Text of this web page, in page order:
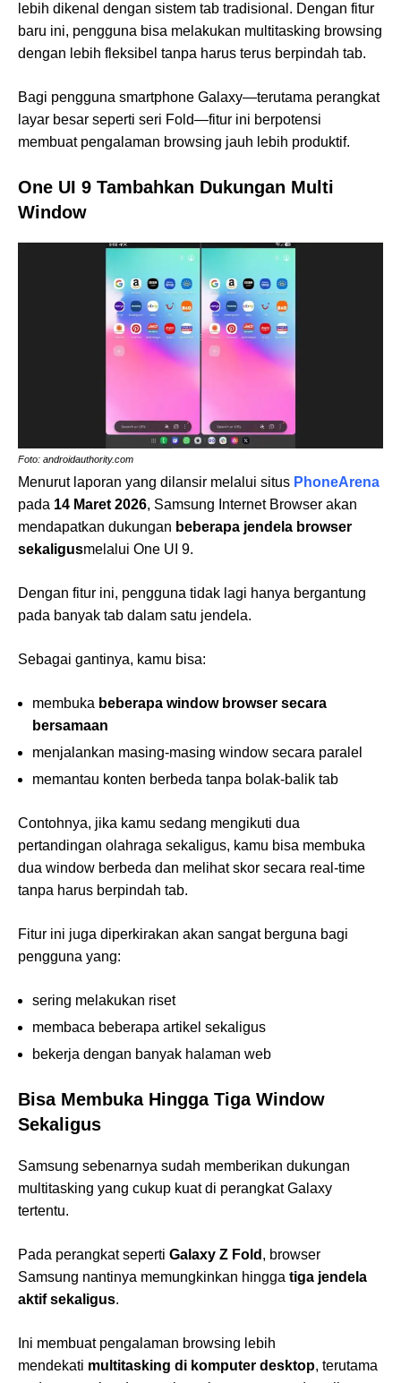
lebih dikenal dengan sistem tab tradisional. Dengan fitur
baru ini, pengguna bisa melakukan multitasking browsing
dengan lebih fleksibel tanpa harus terus berpindah tab.
Bagi pengguna smartphone Galaxy—terutama perangkat
layar besar seperti seri Fold—fitur ini berpotensi
membuat pengalaman browsing jauh lebih produktif.
One UI 9 Tambahkan Dukungan Multi
Window
Foto: androidauthority.com
Menurut laporan yang dilansir melalui situs PhoneArena
pada 14 Maret 2026, Samsung Internet Browser akan
mendapatkan dukungan beberapa jendela browser
sekaligusmelalui One UI 9.
Dengan fitur ini, pengguna tidak lagi hanya bergantung
pada banyak tab dalam satu jendela.
Sebagai gantinya, kamu bisa:
membuka beberapa window browser secara
bersamaan
menjalankan masing-masing window secara paralel
memantau konten berbeda tanpa bolak-balik tab
Contohnya, jika kamu sedang mengikuti dua
pertandingan olahraga sekaligus, kamu bisa membuka
dua window berbeda dan melihat skor secara real-time
tanpa harus berpindah tab.
Fitur ini juga diperkirakan akan sangat berguna bagi
pengguna yang:
sering melakukan riset
membaca beberapa artikel sekaligus
bekerja dengan banyak halaman web
Bisa Membuka Hingga Tiga Window
Sekaligus
Samsung sebenarnya sudah memberikan dukungan
multitasking yang cukup kuat di perangkat Galaxy
tertentu.
Pada perangkat seperti Galaxy Z Fold , browser
Samsung nantinya memungkinkan hingga tiga jendela
aktif sekaligus.
Ini membuat pengalaman browsing lebih
mendekati multitasking di komputer desktop, terutama